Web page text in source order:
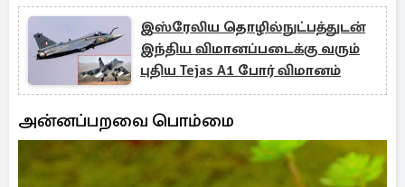
இஸ்ரேலிய தொழில்நுட்பத்துடன்
இந்திய விமானப்படைக்கு வரும்
புதிய Tejas A1 போர் விமானம்
அன்னப்பறவை பொம்மை